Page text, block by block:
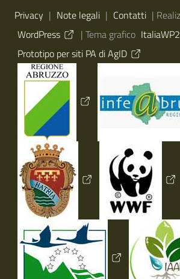
Sezione Link Utili
Privacy | Note legali | Contatti |
WordPress
| Tema grafico ItaliaWP2
Prototipo per siti PA di AgID